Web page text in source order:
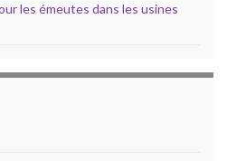
les émeutes dans les usines